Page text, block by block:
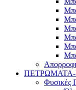
Φυσικές